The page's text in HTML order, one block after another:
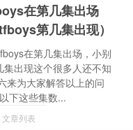
在第几集出场
第几集出现）
在第几集出场，小别
集出现这个很多人还不知
来为大家解答以上的问
下这些集数...
文章列表